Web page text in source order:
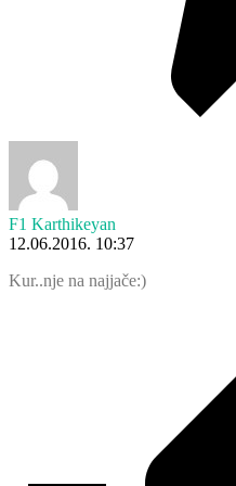
F1 Karthikeyan
12.06.2016. 10:37
Kur..nje na najjače:)